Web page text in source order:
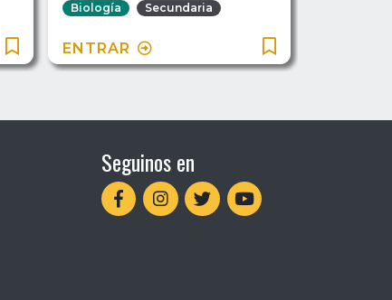
Biología Secundaria
ENTRAR
Seguinos en